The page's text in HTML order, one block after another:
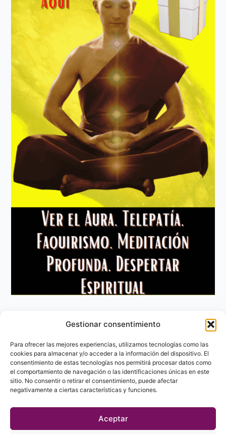
Gestionar consentimiento
Para ofrecer las mejores experiencias, utilizamos tecnologías como las
cookies para almacenar y/o acceder a la información del dispositivo. El
consentimiento de estas tecnologías nos permitirá procesar datos como
el comportamiento de navegación o las identificaciones únicas en este
sitio. No consentir o retirar el consentimiento, puede afectar
negativamente a ciertas características y funciones.
Aceptar
Aviso Legal
Política de privacidad
Política de Cookies
Contacto